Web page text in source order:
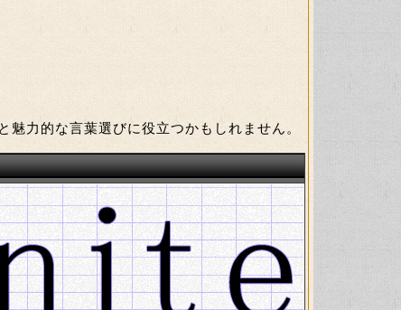
力的な言葉選びに役立つかもしれません。